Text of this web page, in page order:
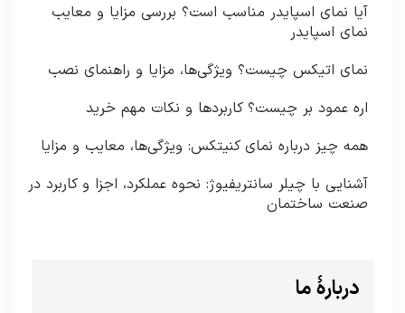
آیا نمای اسپایدر مناسب است؟ بررسی مزایا و معایب
نمای اسپایدر
نمای اتیکس چیست؟ ویژگی‌ها، مزایا و راهنمای نصب
اره عمود بر چیست؟ کاربردها و نکات مهم خرید
همه چیز درباره نمای کنیتکس: ویژگی‌ها، معایب و مزایا
آشنایی با چیلر سانتریفیوژ: نحوه عملکرد، اجزا و کاربرد در
صنعت ساختمان
دربارۀ ما